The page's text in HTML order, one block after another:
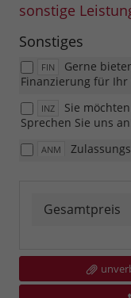
sonstige
Sonstiges
FIN
Gerne
Finanzierung für
INZ
Sie
Sprechen Sie uns
ANM
Gesamtpreis